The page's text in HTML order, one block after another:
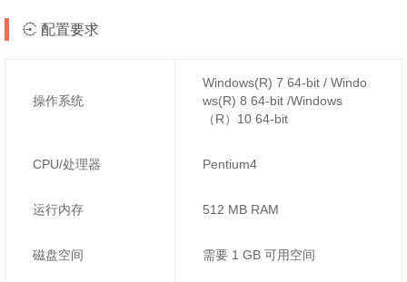
配置要求
操作系统
Windows(R) 7 64-bit / Windo
ws(R) 8 64-bit /Windows
（R）10 64-bit
CPU/处理器 Pentium4
运行内存 512 MB RAM
磁盘空间 需要 1 GB 可用空间